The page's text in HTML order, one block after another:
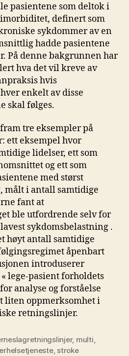
pasientene som deltok i
definert som
sykdommer av en
hadde pasientene
På denne bakgrunnen har
hva det vil kreve av
hvis
enkelt av disse
skal følges.
tre eksempler på
ett eksempel hvor
lidelser, ett som
og ett som
med størst
målt i antall samtidige
fant at
ble utfordrende selv for
sykdomsbelastning .
høyt antall samtidige
åpenbart
introduserer
lege-pasient forholdets
analyse og forståelse
liten oppmerksomhet i
retningslinjer.
, multi,
, stroke